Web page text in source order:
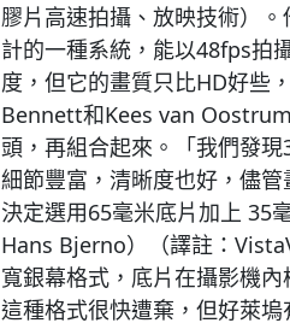
膠片高速拍攝、放映技術）
計的一種系統，能以48fps拍
度，但它的畫質只比HD好些
Bennett和Kees van
頭，再組合起來。「我們發
細節豐富，清晰度也好，儘
決定選用65毫米底片加上 35
Hans Bjerno）（譯註：
寬銀幕格式，底片在攝影機
這種格式很快遭棄，但好萊